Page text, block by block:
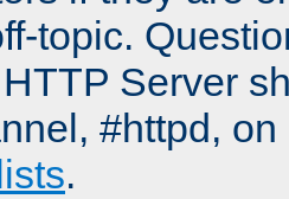
topic.
Server
#httpd,
.